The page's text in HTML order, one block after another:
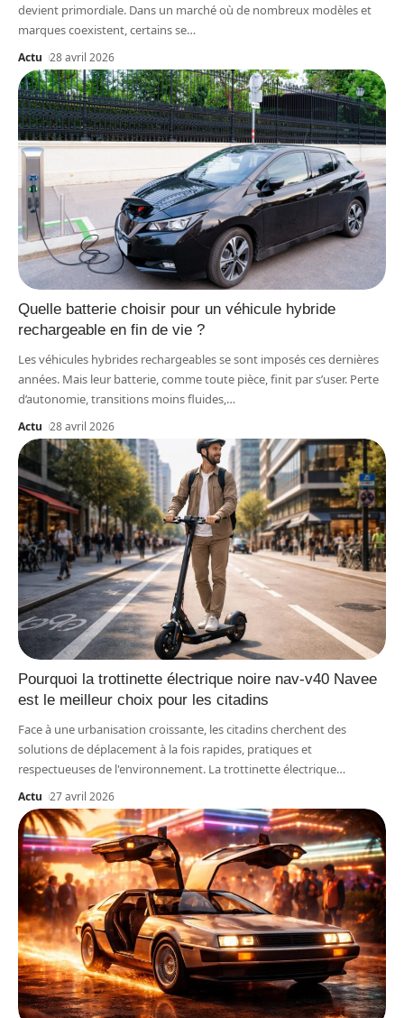
devient primordiale. Dans un marché où de nombreux modèles et
marques coexistent, certains se…
Actu 28 avril 2026
Quelle batterie choisir pour un véhicule hybride
rechargeable en fin de vie ?
Les véhicules hybrides rechargeables se sont imposés ces dernières
années. Mais leur batterie, comme toute pièce, finit par s’user. Perte
d’autonomie, transitions moins fluides,…
Actu 28 avril 2026
Pourquoi la trottinette électrique noire nav-v40 Navee
est le meilleur choix pour les citadins
Face à une urbanisation croissante, les citadins cherchent des
solutions de déplacement à la fois rapides, pratiques et
respectueuses de l'environnement. La trottinette électrique…
Actu 27 avril 2026